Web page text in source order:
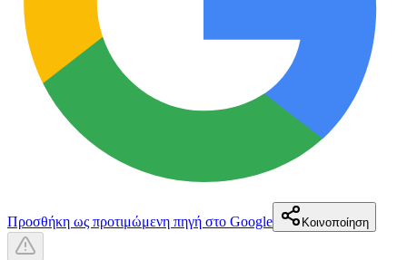
Προσθήκη ως προτιμώμενη πηγή στο Google Κοινοποίηση